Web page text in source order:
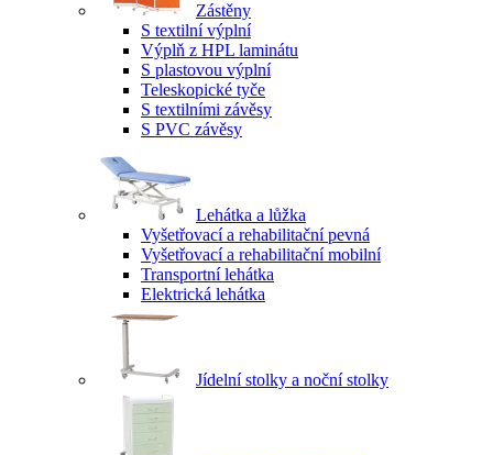
Zástěny
S textilní výplní
Výplň z HPL laminátu
S plastovou výplní
Teleskopické tyče
S textilními závěsy
S PVC závěsy
Lehátka a lůžka
Vyšetřovací a rehabilitační pevná
Vyšetřovací a rehabilitační mobilní
Transportní lehátka
Elektrická lehátka
Jídelní stolky a noční stolky